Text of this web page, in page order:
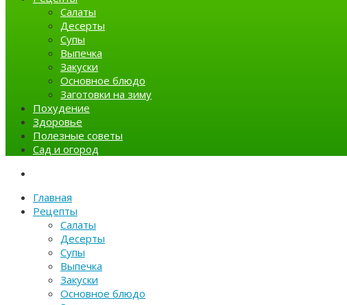
Салаты
Десерты
Супы
Выпечка
Закуски
Основное блюдо
Заготовки на зиму
Похудение
Здоровье
Полезные советы
Сад и огород
Главная
Рецепты
Салаты
Десерты
Супы
Выпечка
Закуски
Основное блюдо